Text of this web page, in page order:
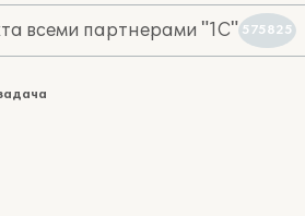
всеми партнерами "1С" 575825